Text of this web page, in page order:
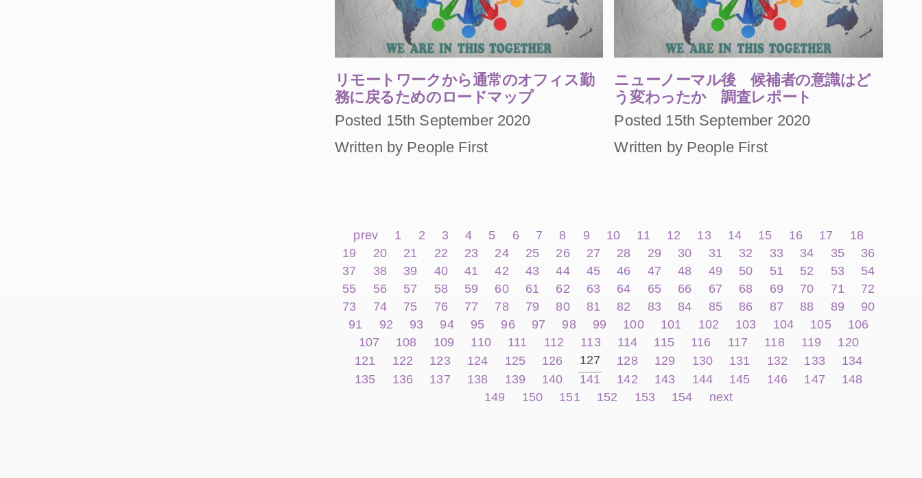
リモートワークから通常のオフィス勤
務に戻るためのロードマップ
Posted 15th September 2020
Written by People First
ニューノーマル後 候補者の意識はど
う変わったか 調査レポート
Posted 15th September 2020
Written by People First
prev 1 2 3 4 5 6 7 8 9 10 11 12 13 14 15 16 17
18
19
20 21 22 23 24 25 26 27 28 29 30 31 32 33 34 35
36
37
38 39 40 41 42 43 44 45 46 47 48 49 50 51 52 53
54
55
56 57 58 59 60 61 62 63 64 65 66 67 68 69 70 71
72
73
74 75 76 77 78 79 80 81 82 83 84 85 86 87 88 89
90
91
92 93 94 95 96 97 98 99 100 101 102 103 104 105
106
107
108 109 110 111 112 113 114 115 116 117 118 119
120
121
122 123 124 125 126 127 128 129 130 131 132 133
134
135
136 137 138 139 140 141 142 143 144 145 146 147
148
149
150 151 152 153 154 next